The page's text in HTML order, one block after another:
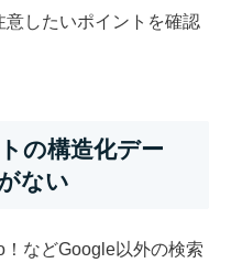
したいポイントを確認
の構造化デー
ない
などGoogle以外の検索